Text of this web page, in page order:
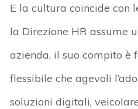
E la cultura coincide con
la Direzione HR assume
azienda, il suo compito è
flessibile che agevoli
soluzioni digitali,